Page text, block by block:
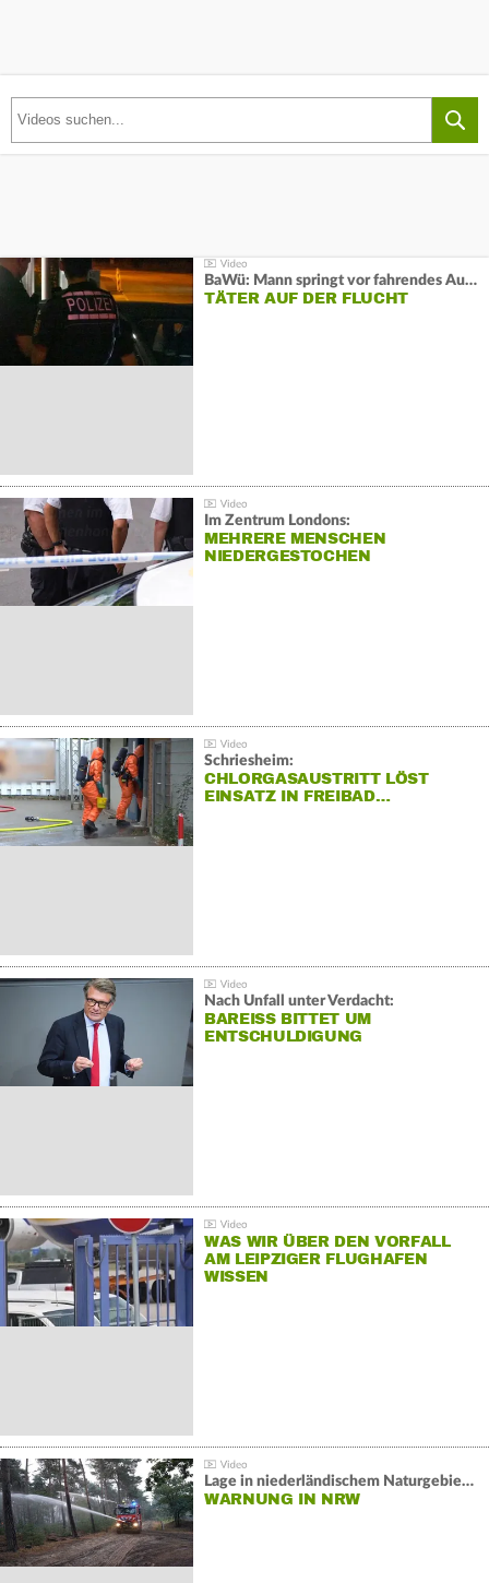
BaWü: Mann springt vor fahrendes Auto und schießt
TÄTER AUF DER FLUCHT
Im Zentrum Londons:
MEHRERE MENSCHEN
NIEDERGESTOCHEN
Schriesheim:
CHLORGASAUSTRITT LÖST
EINSATZ IN FREIBAD…
Nach Unfall unter Verdacht:
BAREISS BITTET UM E
NTSCHULDIGUNG
WAS WIR ÜBER DEN VORFALL
AM LEIPZIGER FLUGHAFEN
WISSEN
Lage in niederländischem Naturgebiet stabil
WARNUNG IN NRW